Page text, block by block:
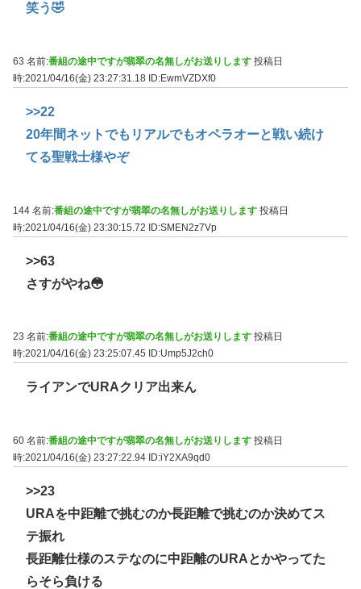
笑う🤣
63 名前:番組の途中ですが翡翠の名無しがお送りします 投稿日
時:2021/04/16(金) 23:27:31.18 ID:EwmVZDXf0
>>22
20年間ネットでもリアルでもオペラオーと戦い続け
てる聖戦士様やぞ
144 名前:番組の途中ですが翡翠の名無しがお送りします 投稿日
時:2021/04/16(金) 23:30:15.72 ID:SMEN2z7Vp
>>63
さすがやね😳
23 名前:番組の途中ですが翡翠の名無しがお送りします 投稿日
時:2021/04/16(金) 23:25:07.45
ID:Ump5J2ch0
ライアンでURAクリア出来ん
60 名前:番組の途中ですが翡翠の名無しがお送りします 投稿日
時:2021/04/16(金) 23:27:22.94 ID:iY2XA9qd0
>>23
URAを中距離で挑むのか長距離で挑むのか決めてス
テ振れ
長距離仕様のステなのに中距離のURAとかやってた
らそら負ける